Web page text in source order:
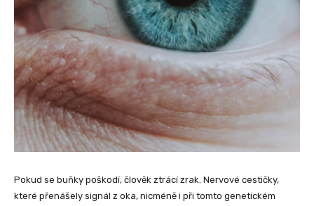
Pokud se buňky poškodí, člověk ztrácí zrak. Nervové cestičky,
které přenášely signál z oka, nicméně i při tomto genetickém